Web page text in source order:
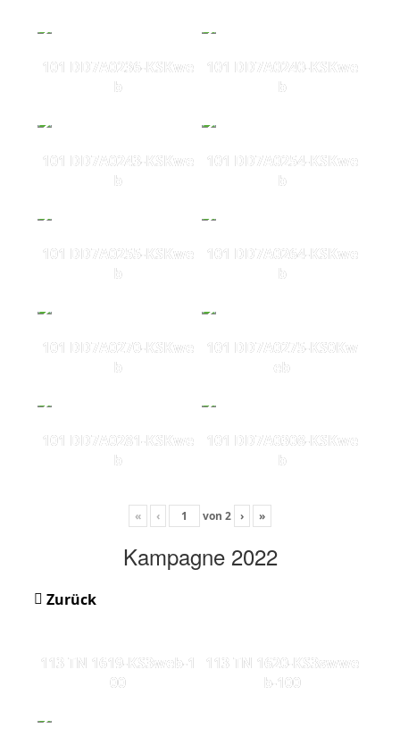
101 DD7A0236-KSKwe
b
101 DD7A0240-KSKwe
b
101 DD7A0243-KSKwe
b
101 DD7A0254-KSKwe
b
101 DD7A0255-KSKwe
b
101 DD7A0264-KSKwe
b
101 DD7A0270-KSKwe
b
101 DD7A0275-KS0Kw
eb
101 DD7A0281-KSKwe
b
101 DD7A0308-KSKwe
b
« ‹ von 2 › »
Kampagne 2022
Zurück
113 TN 1619-KS3web-1
00
113 TN 1620-KS3swwe
b-100